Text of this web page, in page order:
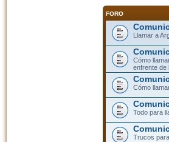
FORO
Llamar a
Cómo
enfrente de
Cómo
Todo para
Trucos